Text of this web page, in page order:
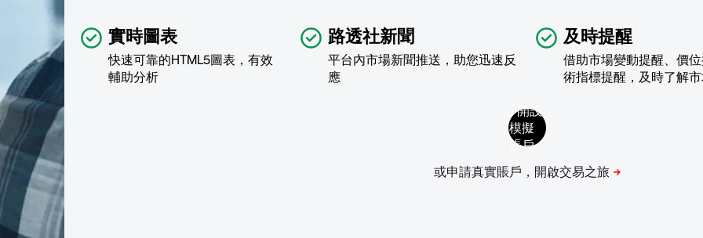
實時圖表
快速可靠的HTML5圖表，有效
輔助分析
路透社新聞
平台內市場新聞推送，助您迅速反
應
及時提醒
借助市場變動提醒、價
術指標提醒，及時了解